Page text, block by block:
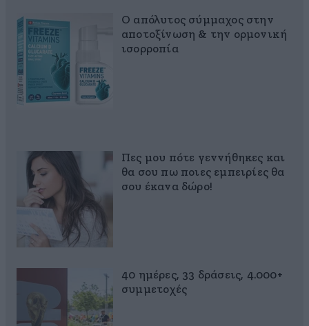
Ο απόλυτος σύμμαχος στην
αποτοξίνωση & την ορμονική
ισορροπία
Πες μου πότε γεννήθηκες και
θα σου πω ποιες εμπειρίες θα
σου έκανα δώρο!
40 ημέρες, 33 δράσεις, 4.000+
συμμετοχές